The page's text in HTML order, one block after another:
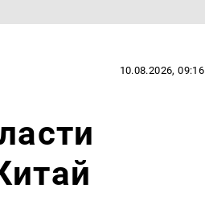
10.08.2026, 09:16